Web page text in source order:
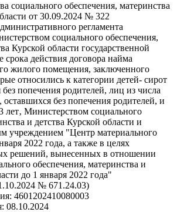
социального обеспечения, материнства
от 30.09.2024 № 322
регламента
социального обеспечения,
Курской области государственной
действия договора найма
жилого помещения, заключенного
относились к категории детей- сирот
попечения родителей, лиц из числа
оставшихся без попечения родителей, и
лет‚ Министерством социального
и детства Курской области и
учреждением "Центр материального
2022 года, а также в целях
решений, вынесенных в отношении
обеспечения, материнства и
до 1 января 2022 года"
№ 671.24.03)
4601202410080003
08.10.2024